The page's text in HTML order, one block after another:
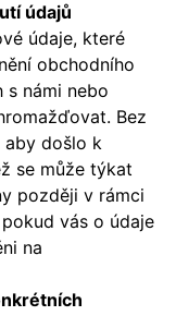
údajů
údaje, které
obchodního
s námi nebo
Bez
aby došlo k
se může týkat
později v rámci
vás o údaje
na